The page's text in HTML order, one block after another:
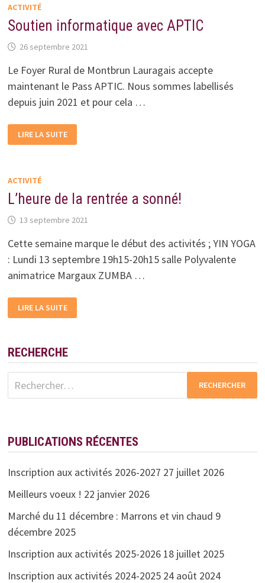
ACTIVITÉ
Soutien informatique avec APTIC
26 septembre 2021
Le Foyer Rural de Montbrun Lauragais accepte
maintenant le Pass APTIC. Nous sommes labellisés
depuis juin 2021 et pour cela …
INFORMATIQUE
AVEC
LIRE LA SUITE
ACTIVITÉ
L’heure de la rentrée a sonné!
13 septembre 2021
Cette semaine marque le début des activités ; YIN YOGA
: Lundi 13 septembre 19h15-20h15 salle Polyvalente
animatrice Margaux ZUMBA …
DE
LA
LIRE LA SUITE
RECHERCHE
Rechercher :
PUBLICATIONS RÉCENTES
Inscription aux activités 2026-2027 27 juillet 2026
Meilleurs voeux ! 22 janvier 2026
Marché du 11 décembre : Marrons et vin chaud 9
décembre 2025
Inscription aux activités 2025-2026 18 juillet 2025
Inscription aux activités 2024-2025 24 août 2024